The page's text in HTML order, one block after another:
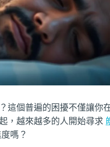
這個普遍的困擾不僅讓你
，越來越多的人開始尋求
嗎？